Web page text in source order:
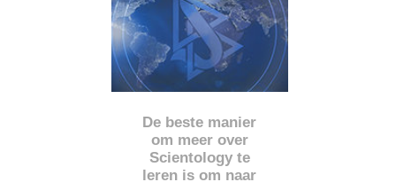
De beste manier
om meer over
Scientology te
leren is om naar